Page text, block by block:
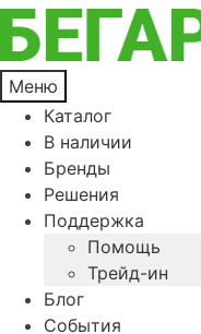
Меню
Каталог
В наличии
Бренды
Решения
Поддержка
Помощь
Трейд-ин
Блог
События